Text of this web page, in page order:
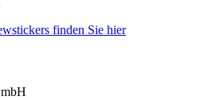
finden Sie hier